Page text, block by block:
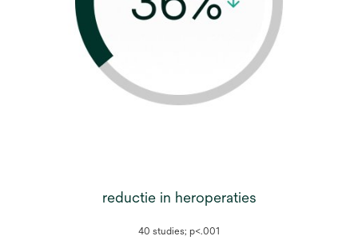
reductie in heroperaties
40 studies; p<.001